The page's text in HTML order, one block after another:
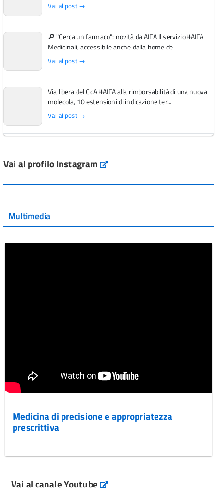
Vai al post →
🔎 "Cerca un farmaco": novità da AIFA Il servizio #AIFA
Medicinali, accessibile anche dalla home de...
Vai al post →
Via libera del CdA #AIFA alla rimborsabilità di una nuova
molecola, 10 estensioni di indicazione ter...
Vai al post →
Vai al post →
Vai al post →
Vai al profilo Instagram Instagram
Multimedia
Medicina di precisione e appropriatezza
prescrittiva
Vai al canale Youtube